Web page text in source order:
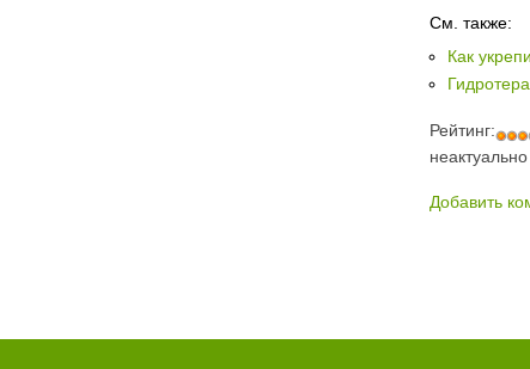
См. также:
Как
Рейтинг:
неактуально
Добавить